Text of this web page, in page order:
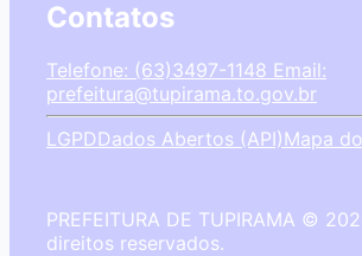
Contatos
Telefone: (63)3497-1148 Email:
prefeitura@tupirama.to.gov.br
LGPDDados Abertos (API)Mapa
PREFEITURA DE TUPIRAMA ©
direitos reservados.